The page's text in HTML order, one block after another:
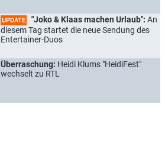
UPDATE "Joko & Klaas machen Urlaub": An
diesem Tag startet die neue Sendung des
Entertainer-Duos
Überraschung: Heidi Klums "HeidiFest"
wechselt zu RTL